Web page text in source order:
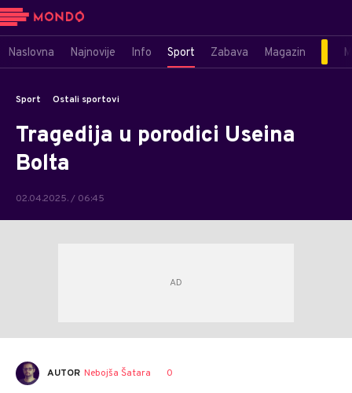
Naslovna Najnovije Info Sport Zabava Magazin
Sport Ostali sportovi
Tragedija u porodici Useina
Bolta
02.04.2025. / 06:45
AUTOR Nebojša Šatara 0